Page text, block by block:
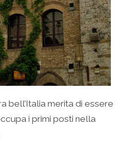
bell’Italia merita di essere
i primi posti nella